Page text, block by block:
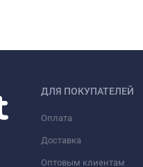
ДЛЯ ПОКУПАТЕЛЕЙ
Оплата
Доставка
Оптовым клиентам